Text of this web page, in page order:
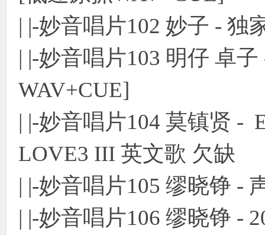
| |-妙音唱片102 妙子 - 独
| |-妙音唱片103 明仔 卓
WAV+CUE]
| |-妙音唱片104 莫镇贤 -
LOVE3 III 英文歌 欠缺
| |-妙音唱片105 缪晓铮 -
| |-妙音唱片106 缪晓铮 -